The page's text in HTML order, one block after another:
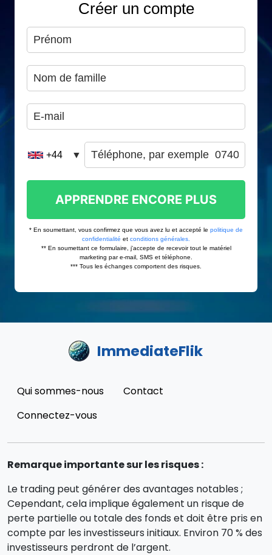
ImmediateFlik
Qui sommes-nous
Contact
Connectez-vous
Remarque importante sur les risques :
Le trading peut générer des avantages notables ;
Cependant, cela implique également un risque de
perte partielle ou totale des fonds et doit être pris en
compte par les investisseurs initiaux. Environ 70 % des
investisseurs perdront de l’argent.